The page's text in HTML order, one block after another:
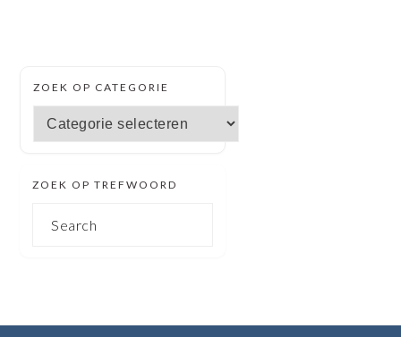
SECUNDAIRE
SIDEBAR
ZOEK OP CATEGORIE
Zoek
op
ZOEK OP TREFWOORD